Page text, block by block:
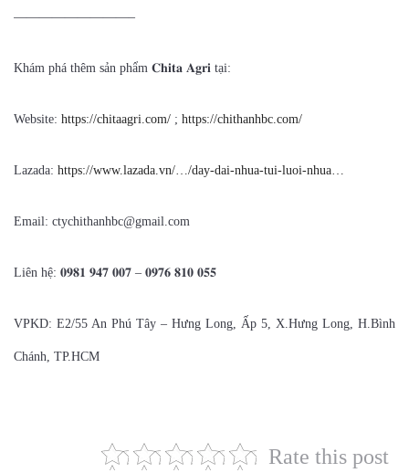
—————————–
Khám phá thêm sản phẩm 𝐂𝐡𝐢𝐭𝐚 𝐀𝐠𝐫𝐢 tại:
Website: https://chitaagri.com/ ; https://chithanhbc.com/
Lazada: https://www.lazada.vn/…/day-dai-nhua-tui-luoi-nhua…
Email: ctychithanhbc@gmail.com
Liên hệ: 𝟎𝟗𝟖𝟏 𝟗𝟒𝟕 𝟎𝟎𝟕 – 𝟎𝟗𝟕𝟔 𝟖𝟏𝟎 𝟎𝟓𝟓
VPKD: E2/55 An Phú Tây – Hưng Long, Ấp 5, X.Hưng Long, H.Bình
Chánh, TP.HCM
Rate this post